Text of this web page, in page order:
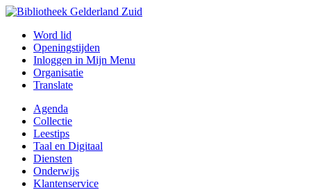
Word lid
Openingstijden
Inloggen in Mijn Menu
Organisatie
Translate
Agenda
Collectie
Leestips
Taal en Digitaal
Diensten
Onderwijs
Klantenservice